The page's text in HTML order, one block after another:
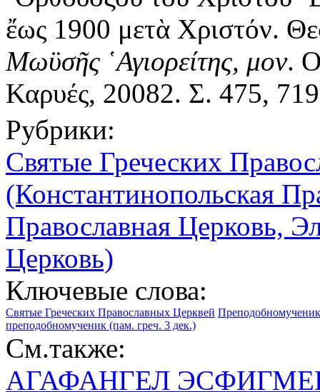
ἔως 1900 μετὰ Χριστόν.
Μωϋσῆς ῾Αγιορείτης, μον.
Καρυές, 20082. Σ. 475,
Рубрики:
Святые Греческих
(Константинопольская
Православная Церковь,
Церковь)
Ключевые слова:
Святые Греческих Православных Церквей
преподобномученик (пам. греч. 3 дек.)
См.также:
АГАФАНГЕЛ